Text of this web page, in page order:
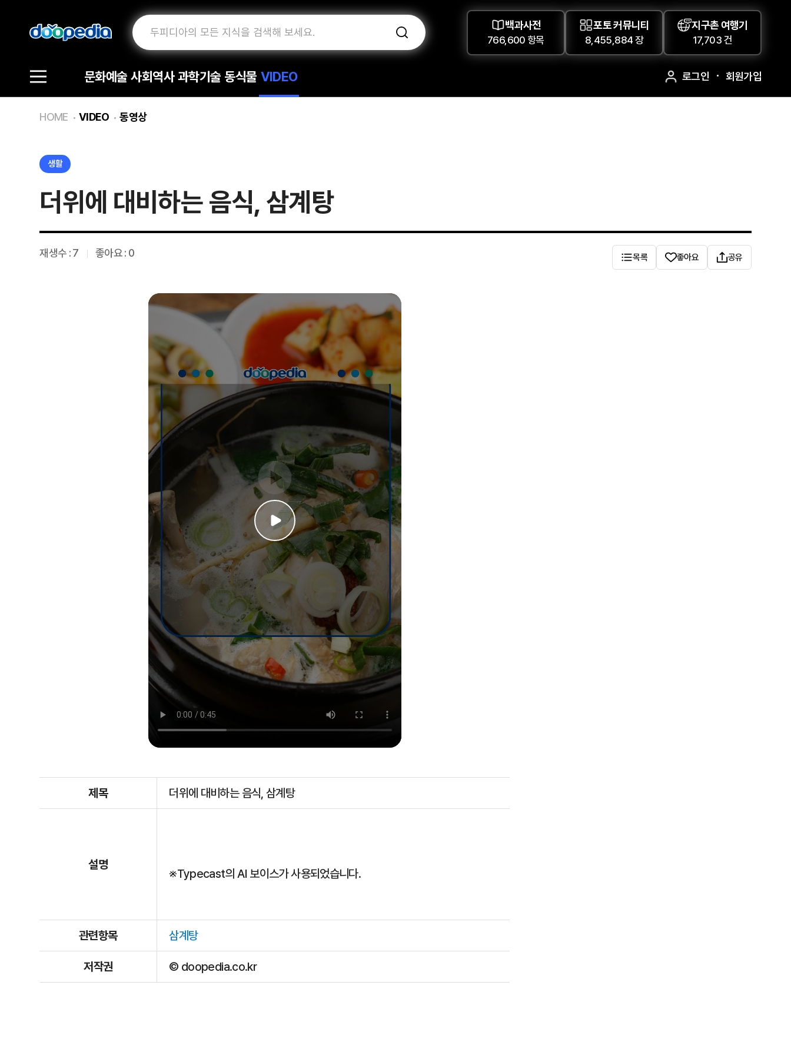
백과사전
766,600 항목
포토 커뮤니티
8,455,884 장
지구촌 여행기
17,703 건
문화예술 사회역사 과학기술 동식물 VIDEO 로그인 회원가입
HOME VIDEO 동영상
생활
더위에 대비하는 음식, 삼계탕
재생수 :7 좋아요 : 0 목록 좋아요 공유
제목 더위에 대비하는 음식, 삼계탕
설명
※Typecast의 AI 보이스가 사용되었습니다.
관련항목 삼계탕
저작권 © doopedia.co.kr